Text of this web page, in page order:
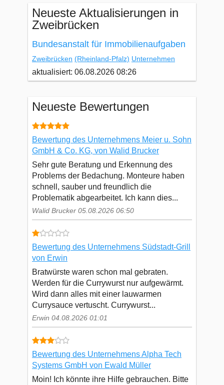
Neueste Aktualisierungen in
Zweibrücken
Bundesanstalt für Immobilienaufgaben
Zweibrücken (Rheinland-Pfalz) Unternehmen
aktualisiert: 06.08.2026 08:26
Neueste Bewertungen
Bewertung des Unternehmens Meier u. Sohn
GmbH & Co. KG, von Walid Brucker
Sehr gute Beratung und Erkennung des
Problems der Bedachung. Monteure haben
schnell, sauber und freundlich die
Problematik abgearbeitet. Ich kann dies...
Walid Brucker 05.08.2026 06:50
Bewertung des Unternehmens Südstadt-Grill
von Erwin
Bratwürste waren schon mal gebraten.
Werden für die Currywurst nur aufgewärmt.
Wird dann alles mit einer lauwarmen
Currysauce vertuscht. Currywurst...
Erwin 04.08.2026 01:01
Bewertung des Unternehmens Alpha Tech
Systems GmbH von Ewald Müller
Moin! Ich könnte ihre Hilfe gebrauchen. Bitte